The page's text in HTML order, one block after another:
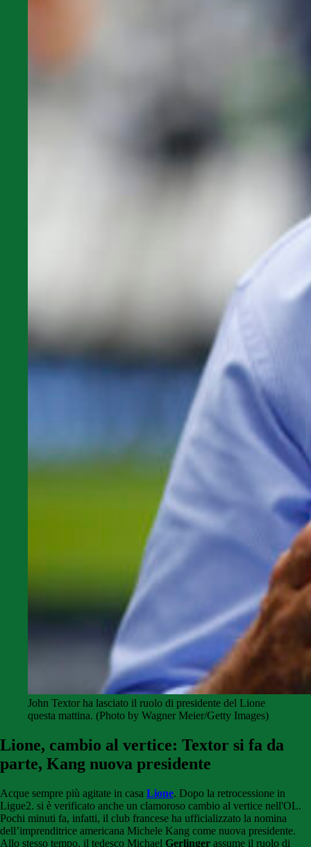
John Textor ha lasciato il ruolo di presidente del Lione
questa mattina. (Photo by Wagner Meier/Getty Images)
Lione, cambio al vertice: Textor si fa da
parte, Kang nuova presidente
Acque sempre più agitate in casa Lione. Dopo la retrocessione in
Ligue2. si è verificato anche un clamoroso cambio al vertice nell'OL.
Pochi minuti fa, infatti, il club francese ha ufficializzato la nomina
dell’imprenditrice americana Michele Kang come nuova presidente.
Allo stesso tempo, il tedesco Michael Gerlinger assume il ruolo di